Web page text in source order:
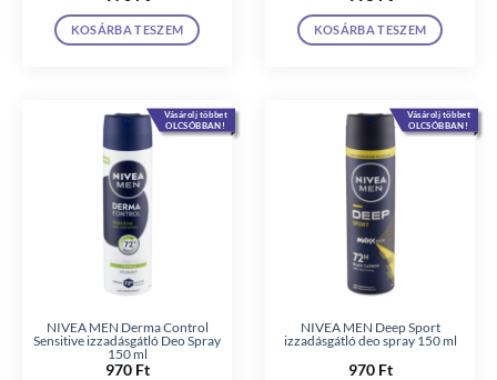
KOSÁRBA TESZEM KOSÁRBA TESZEM
Vásárolj többet
OLCSÓBBAN!
NIVEA MEN Derma Control
Sensitive izzadásgátló Deo Spray
150 ml
970 Ft
Vásárolj többet
OLCSÓBBAN!
NIVEA MEN Deep Sport
izzadásgátló deo spray 150 ml
970 Ft